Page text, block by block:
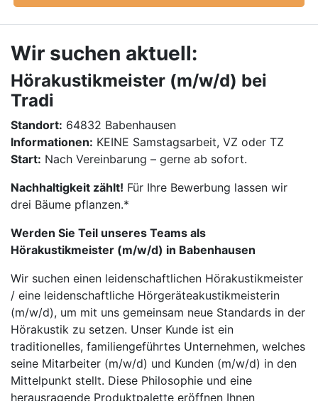
Wir suchen aktuell:
Hörakustikmeister (m/w/d) bei
Tradi
Standort: 64832 Babenhausen
Informationen: KEINE Samstagsarbeit, VZ oder TZ
Start: Nach Vereinbarung – gerne ab sofort.
Nachhaltigkeit zählt! Für Ihre Bewerbung lassen wir
drei Bäume pflanzen.*
Werden Sie Teil unseres Teams als
Hörakustikmeister (m/w/d) in Babenhausen
Wir suchen einen leidenschaftlichen Hörakustikmeister
/ eine leidenschaftliche Hörgeräteakustikmeisterin
(m/w/d), um mit uns gemeinsam neue Standards in der
Hörakustik zu setzen. Unser Kunde ist ein
traditionelles, familiengeführtes Unternehmen, welches
seine Mitarbeiter (m/w/d) und Kunden (m/w/d) in den
Mittelpunkt stellt. Diese Philosophie und eine
herausragende Produktpalette eröffnen Ihnen